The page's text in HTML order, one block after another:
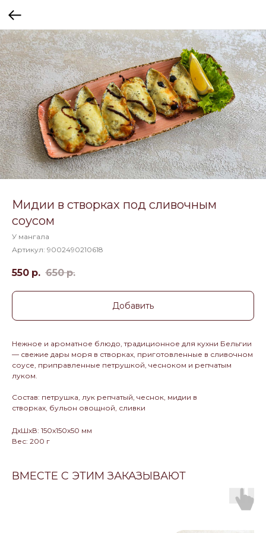
Мидии в створках под сливочным
соусом
У мангала
Артикул: 9002490210618
550 р. 650 р.
Добавить
Нежное и ароматное блюдо, традиционное для кухни Бельгии
— свежие дары моря в створках, приготовленные в сливочном
соусе, приправленные петрушкой, чесноком и репчатым
луком.
Состав: петрушка, лук репчатый, чеснок, мидии в
створках, бульон овощной, сливки
ДxШxВ: 150x150x50 мм
Вес: 200 г
ВМЕСТЕ С ЭТИМ ЗАКАЗЫВАЮТ